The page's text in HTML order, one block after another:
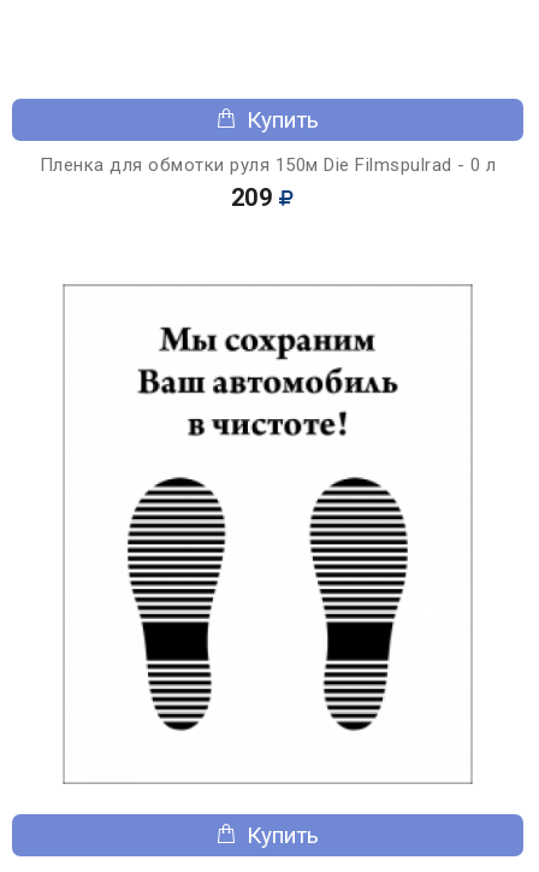
Купить
Пленка для обмотки руля 150м Die Filmspulrad - 0 л
209
Купить